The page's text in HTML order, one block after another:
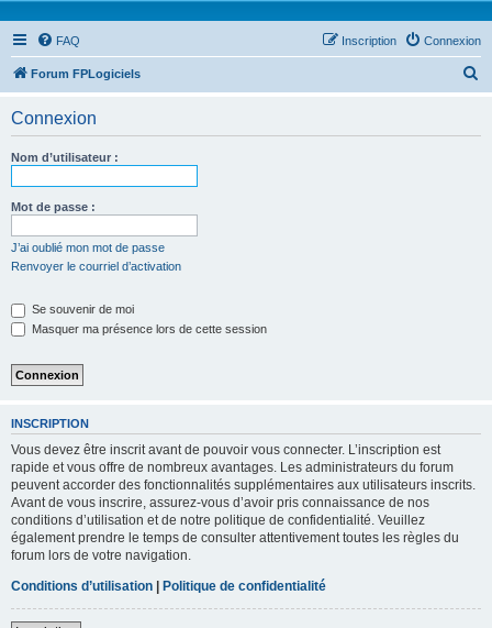
FAQ Connexion
Inscription
Forum FPLogiciels
Connexion
Nom d’utilisateur :
Mot de passe :
J’ai oublié mon mot de passe
Renvoyer le courriel d’activation
Se souvenir de moi
Masquer ma présence lors de cette session
INSCRIPTION
Vous devez être inscrit avant de pouvoir vous connecter. L’inscription est
rapide et vous offre de nombreux avantages. Les administrateurs du forum
peuvent accorder des fonctionnalités supplémentaires aux utilisateurs inscrits.
Avant de vous inscrire, assurez-vous d’avoir pris connaissance de nos
conditions d’utilisation et de notre politique de confidentialité. Veuillez
également prendre le temps de consulter attentivement toutes les règles du
forum lors de votre navigation.
Conditions d’utilisation | Politique de confidentialité